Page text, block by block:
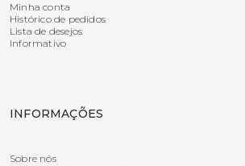
Minha conta
Histórico de pedidos
Lista de desejos
Informativo
INFORMAÇÕES
Sobre nós